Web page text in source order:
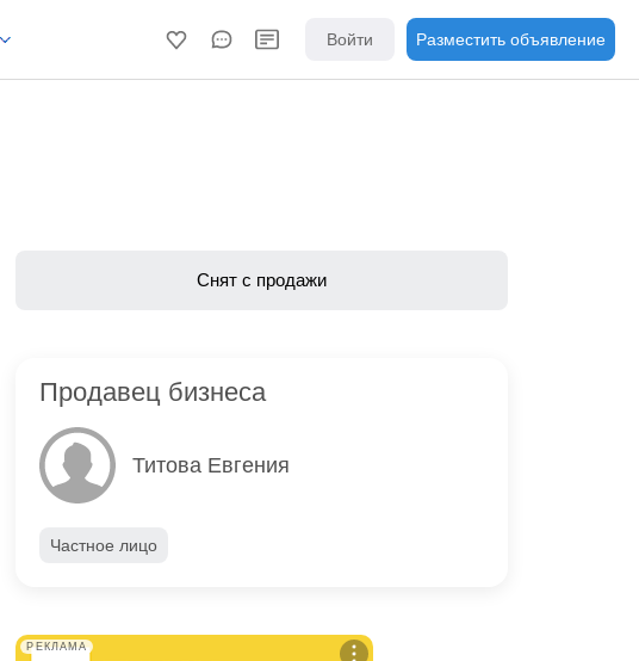
Войти Разместить объявление
Снят с продажи
Продавец бизнеса
Титова Евгения
Частное лицо
РЕКЛАМА